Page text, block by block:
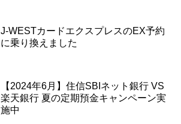
J-WESTカードエクスプレスのEX予約
に乗り換えました
【2024年6月】住信SBIネット銀行 VS
楽天銀行 夏の定期預金キャンペーン実
施中